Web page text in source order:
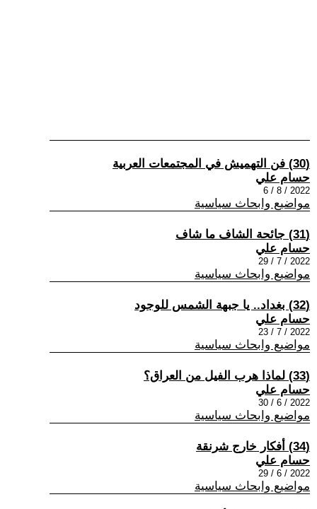
(30) فن التهميش في المجتمعات العربية
حسام علي
2022 / 8 / 6
مواضيع وابحاث سياسية
(31) جائحة الشاف ما شاف
حسام علي
2022 / 7 / 29
مواضيع وابحاث سياسية
(32) بغداد.. يا جبهة الشمس للوجود
حسام علي
2022 / 7 / 23
مواضيع وابحاث سياسية
(33) لماذا هرب الفيل من العراق؟
حسام علي
2022 / 6 / 30
مواضيع وابحاث سياسية
(34) أفكار خارج شرنقة
حسام علي
2022 / 6 / 29
مواضيع وابحاث سياسية